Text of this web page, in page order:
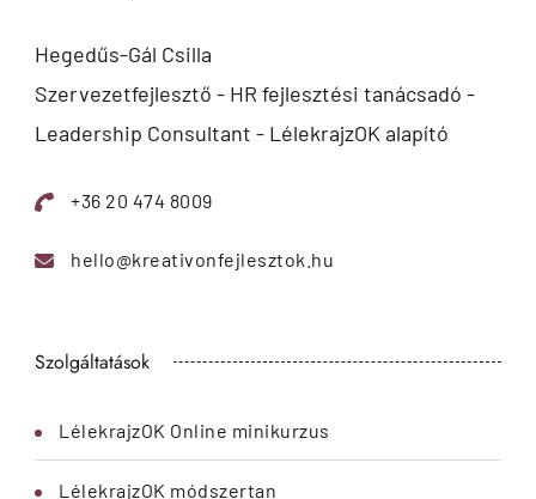
Hegedűs-Gál Csilla
Szervezetfejlesztő - HR fejlesztési tanácsadó -
Leadership Consultant - LélekrajzOK alapító
+36 20 474 8009
hello@kreativonfejlesztok.hu
Szolgáltatások
LélekrajzOK Online minikurzus
LélekrajzOK módszertan